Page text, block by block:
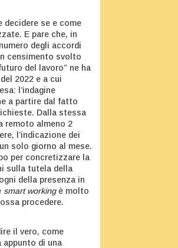
decidere se e come
E pare che, in
degli accordi
censimento svolto
del lavoro” ne ha
2022 e a cui
l’indagine
a partire dal fatto
Dalla stessa
remoto almeno 2
l’indicazione dei
solo giorno al mese.
per concretizzare la
sulla tutela della
della presenza in
smart workingè molto
procedere.
il vero, come
di una